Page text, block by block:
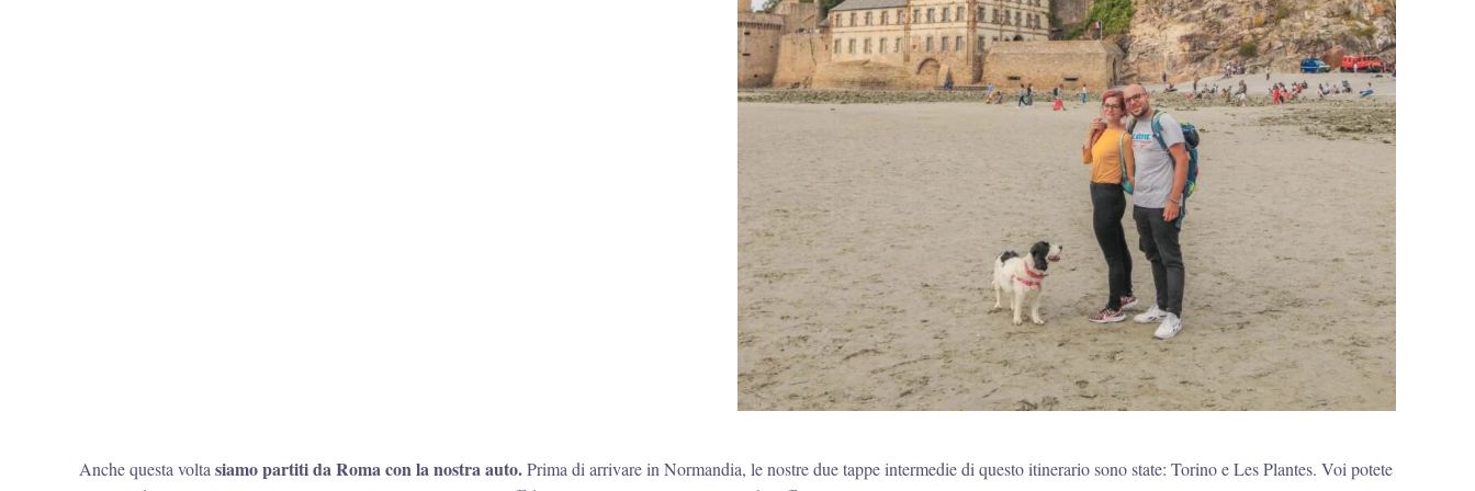
Anche questa volta siamo partiti da Roma con la nostra auto.Prima di arrivare in Normandia, le nostre due tappe intermedie di questo itinerario sono state: Torino e Les Plantes. Voi potete